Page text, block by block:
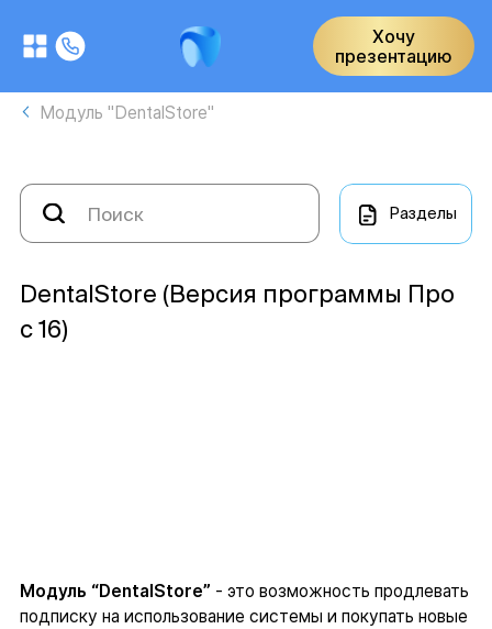
Хочу
презентацию
Модуль "DentalStore"
Разделы
DentalStore (Версия программы Про
с 16)
Модуль “DentalStore” - это возможность продлевать
подписку на использование системы и покупать новые